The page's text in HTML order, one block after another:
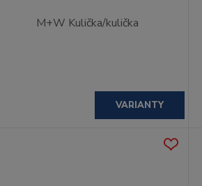
M+W Kulička/kulička
VARIANTY